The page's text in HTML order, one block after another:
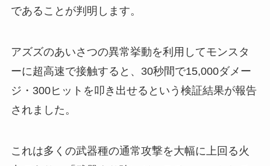
であることが判明します。
アズズのあいさつの異常挙動を利用してモンスタ
ーに超高速で接触すると、30秒間で15,000ダメー
ジ・300ヒットを叩き出せるという検証結果が報告
されました。
これは多くの武器種の通常攻撃を大幅に上回る火